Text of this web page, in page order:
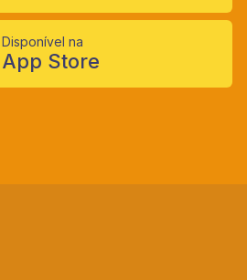
Disponível na
App Store